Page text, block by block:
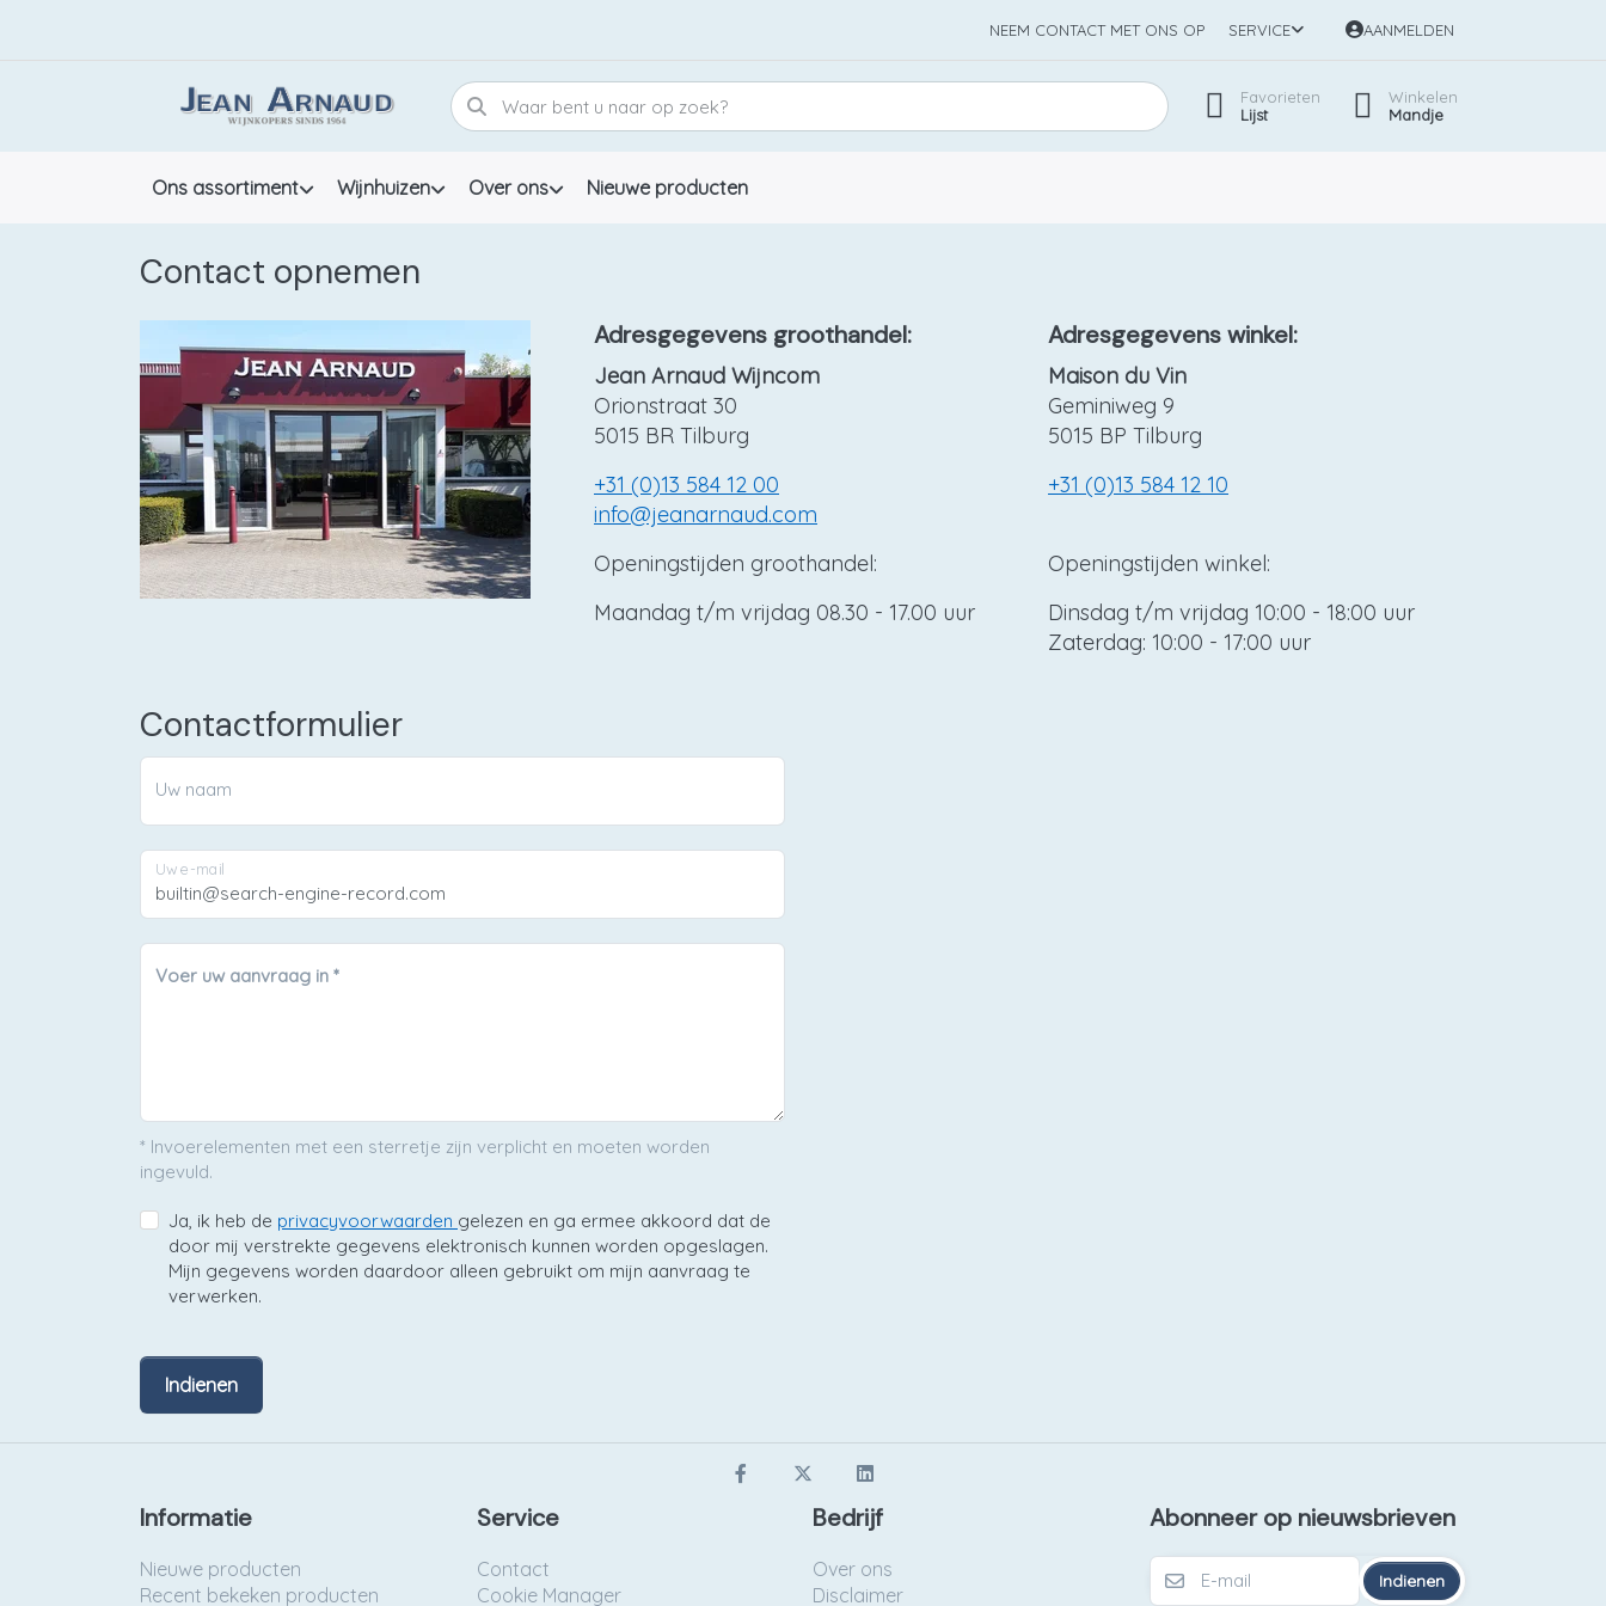
NEEM CONTACT MET ONS OP SERVICE AANMELDEN
Favorieten
Lijst
Winkelen
Mandje
Ons assortiment Wijnhuizen Over ons Nieuwe producten
Contact opnemen
Adresgegevens groothandel:
Jean Arnaud Wijncom
Orionstraat 30
5015 BR Tilburg
+31 (0)13 584 12 00
info@jeanarnaud.com
Openingstijden groothandel:
Maandag t/m vrijdag 08.30 - 17.00 uur
Adresgegevens winkel:
Maison du Vin
Geminiweg 9
5015 BP Tilburg
+31 (0)13 584 12 10
Openingstijden winkel:
Dinsdag t/m vrijdag 10:00 - 18:00 uur
Zaterdag: 10:00 - 17:00 uur
Contactformulier
Uw naam
Uw e-mail
Voer uw aanvraag in
* Invoerelementen met een sterretje zijn verplicht en moeten worden
ingevuld.
Ja, ik heb de privacyvoorwaarden gelezen en ga ermee akkoord dat de
door mij verstrekte gegevens elektronisch kunnen worden opgeslagen.
Mijn gegevens worden daardoor alleen gebruikt om mijn aanvraag te
verwerken.
Indienen
Informatie
Nieuwe producten
Recent bekeken producten
Service
Contact
Cookie Manager
Bedrijf
Over ons
Disclaimer
Abonneer op nieuwsbrieven
Indienen